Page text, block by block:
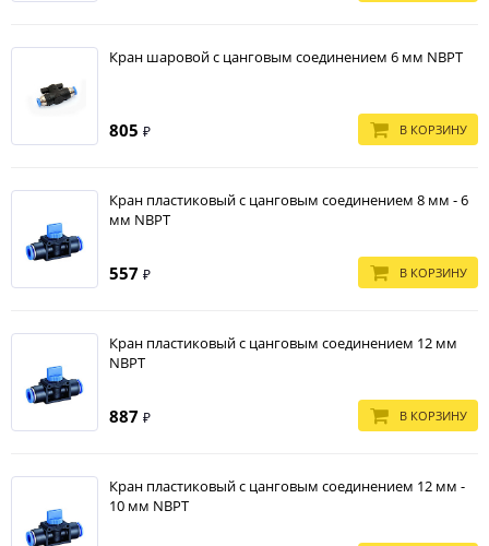
Кран шаровой с цанговым соединением 6 мм NBPT
805 ₽ В КОРЗИНУ
Кран пластиковый с цанговым соединением 8 мм - 6
мм NBPT
557 ₽ В КОРЗИНУ
Кран пластиковый с цанговым соединением 12 мм
NBPT
887 ₽ В КОРЗИНУ
Кран пластиковый с цанговым соединением 12 мм -
10 мм NBPT